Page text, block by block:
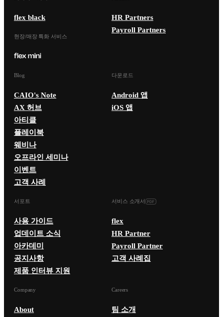
flex black
현장/매장 특화 서비스
HR Partners
Payroll Partners
Blog
CAIO's Note
AX 허브
아티클
플레이북
웨비나
오프라인 세미나
이벤트
고객 사례
다운로드
Android 앱
iOS 앱
서포트
사용 가이드
업데이트 소식
아카데미
공지사항
제품 인터뷰 지원
서비스 소개서
flex
HR Partner
Payroll Partner
고객 사례집
Company
About
Careers
팀 소개